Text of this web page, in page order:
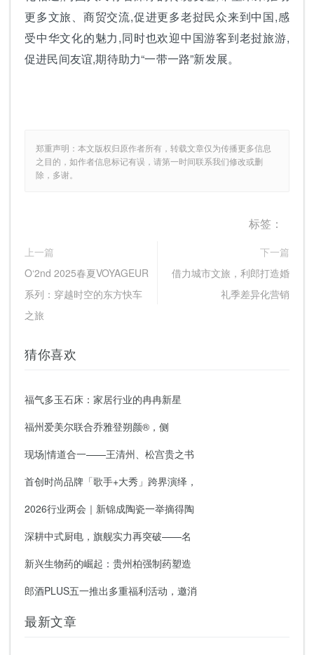
更多文旅、商贸交流,促进更多老挝民众来到中国,感
受中华文化的魅力,同时也欢迎中国游客到老挝旅游,
促进民间友谊,期待助力“一带一路”新发展。
郑重声明：本文版权归原作者所有，转载文章仅为传播更多信息
之目的，如作者信息标记有误，请第一时间联系我们修改或删
除，多谢。
标签：
上一篇
O‘2nd 2025春夏VOYAGEUR
系列：穿越时空的东方快车
之旅
下一篇
借力城市文旅，利郎打造婚
礼季差异化营销
猜你喜欢
福气多玉石床：家居行业的冉冉新星
福州爱美尔联合乔雅登朔颜®，侧
现场|情道合一——王清州、松宫贵之书
首创时尚品牌「歌手+大秀」跨界演绎，
2026行业两会｜新锦成陶瓷一举摘得陶
深耕中式厨电，旗舰实力再突破——名
新兴生物药的崛起：贵州柏强制药塑造
郎酒PLUS五一推出多重福利活动，邀消
最新文章